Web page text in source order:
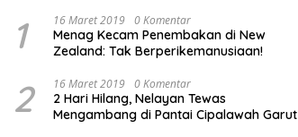
1 16 Maret 2019 0 Komentar
Menag Kecam Penembakan di New
Zealand: Tak Berperikemanusiaan!
2 16 Maret 2019 0 Komentar
2 Hari Hilang, Nelayan Tewas
Mengambang di Pantai Cipalawah Garut